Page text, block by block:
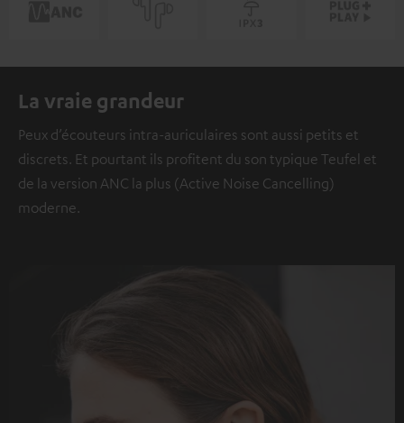
La vraie grandeur
Peux d’écouteurs intra-auriculaires sont aussi petits et
discrets. Et pourtant ils profitent du son typique Teufel et
de la version ANC la plus (Active Noise Cancelling)
moderne.